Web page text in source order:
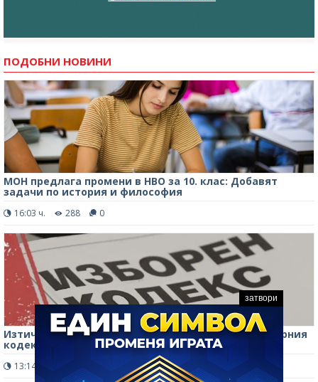
ПОДОБНИ НОВИНИ
МОН предлага промени в НВО за 10. клас: Добавят
задачи по история и философия
16:03 ч. 288 0
Изтича срокът за предложения за промени в Изборния
кодекс
13:14 ч. 362 0
затвори